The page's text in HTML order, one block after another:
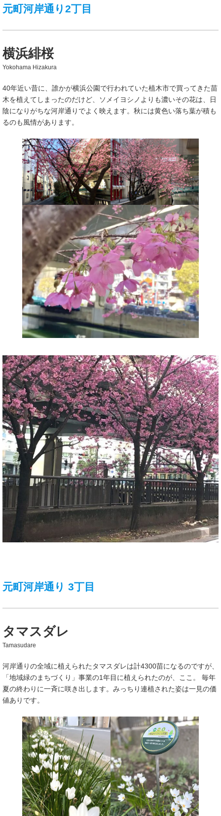
元町河岸通り2丁目
横浜緋桜
Yokohama Hizakura
40年近い昔に、誰かが横浜公園で行われていた植木市で買ってきた苗
木を植えてしまったのだけど、ソメイヨシノよりも濃いその花は、日
陰になりがちな河岸通りでよく映えます。秋には黄色い落ち葉が積も
るのも風情があります。
元町河岸通り 3丁目
タマスダレ
Tamasudare
河岸通りの全域に植えられたタマスダレは計4300苗になるのですが、
「地域緑のまちづくり」事業の1年目に植えられたのが、ここ。 毎年
夏の終わりに一斉に咲き出します。みっちり連植された姿は一見の価
値ありです。